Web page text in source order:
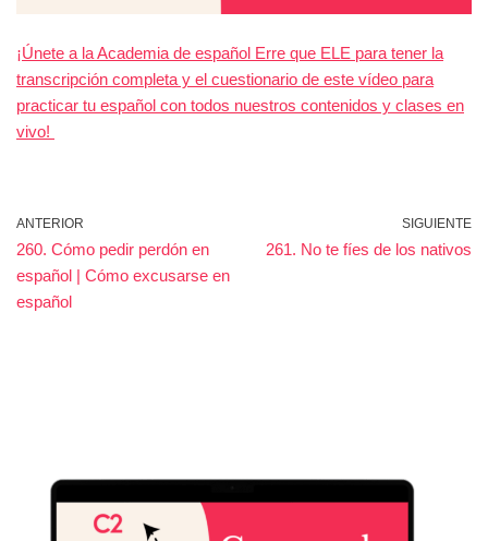
¡Únete a la Academia de español Erre que ELE para tener la
transcripción completa y el cuestionario de este vídeo para
practicar tu español con todos nuestros contenidos y clases en
vivo!
ANTERIOR
260. Cómo pedir perdón en
español | Cómo excusarse en
español
SIGUIENTE
261. No te fíes de los nativos